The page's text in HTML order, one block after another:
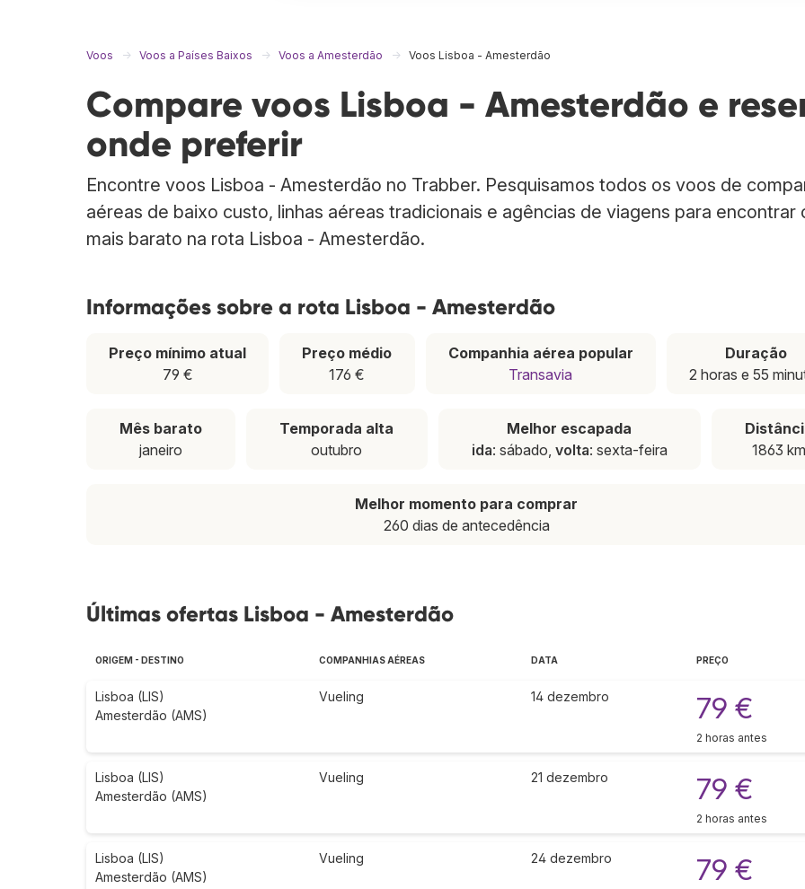
Voos Voos a Países Baixos Voos a Amesterdão Voos Lisboa - Amesterdão
Compare voos Lisboa - Amesterdão e
onde preferir
Encontre voos Lisboa - Amesterdão no Trabber. Pesquisamos todos os voos de
aéreas de baixo custo, linhas aéreas tradicionais e agências de viagens para encontrar
mais barato na rota Lisboa - Amesterdão.
Informações sobre a rota Lisboa - Amesterdão
Preço mínimo atual
79 €
Preço médio
176 €
Companhia aérea popular
Transavia
Duração
2 horas e 55
Mês barato
janeiro
Temporada alta
outubro
Melhor escapada
ida: sábado, volta: sexta-feira
1863 km
Melhor momento para comprar
260 dias de antecedência
Últimas ofertas Lisboa - Amesterdão
ORIGEM - DESTINO COMPANHIAS AÉREAS DATA PREÇO
Lisboa (LIS)
Amesterdão (AMS)
Vueling 14 dezembro 79 €
2 horas antes
Lisboa (LIS)
Amesterdão (AMS)
Vueling 21 dezembro 79 €
2 horas antes
Lisboa (LIS)
Amesterdão (AMS)
Vueling 24 dezembro 79 €